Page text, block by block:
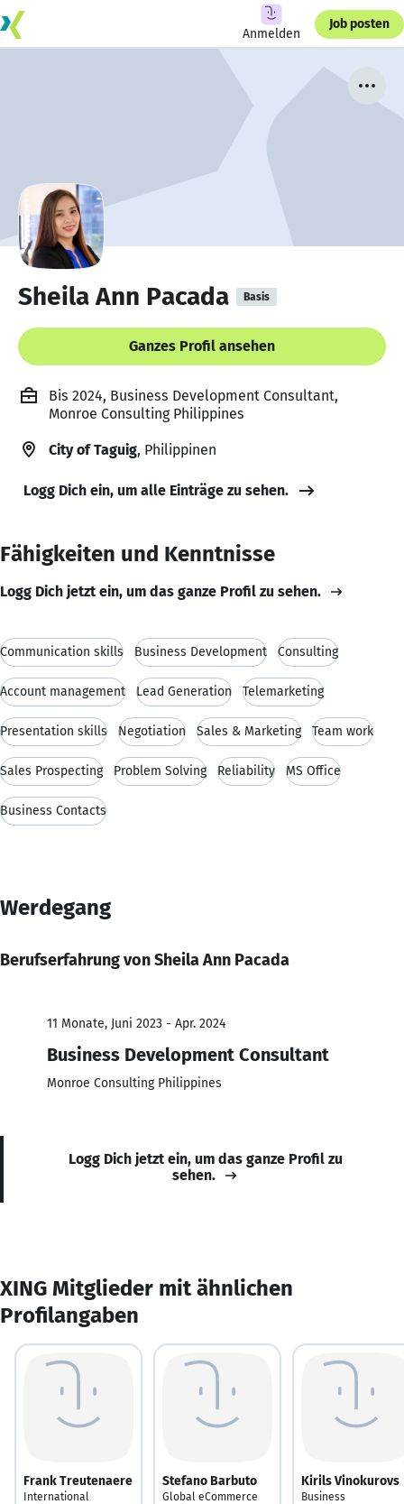
Anmelden
Job posten
Sheila Ann Pacada Basis
Ganzes Profil ansehen
Bis 2024, Business Development Consultant,
Monroe Consulting Philippines
City of Taguig, Philippinen
Logg Dich ein, um alle Einträge zu sehen.
Fähigkeiten und Kenntnisse
Logg Dich jetzt ein, um das ganze Profil zu sehen.
Communication skills Business Development Consulting
Account management Lead Generation Telemarketing
Presentation skills Negotiation Sales & Marketing Team work
Sales Prospecting Problem Solving Reliability MS Office
Business Contacts
Werdegang
Berufserfahrung von Sheila Ann Pacada
11 Monate, Juni 2023 - Apr. 2024
Business Development Consultant
Monroe Consulting Philippines
Logg Dich jetzt ein, um das ganze Profil zu
sehen.
XING Mitglieder mit ähnlichen
Profilangaben
Frank Treutenaere
International
Stefano Barbuto
Global eCommerce
Kirils Vinokurovs
Business